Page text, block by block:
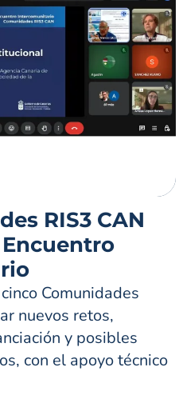
RIS3 CAN
Comunidades
nuevos retos,
y posibles
con el apoyo técnico